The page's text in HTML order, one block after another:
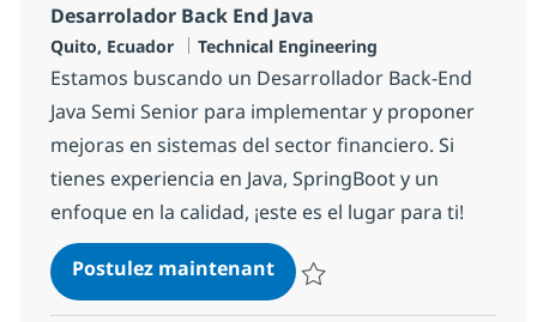
Desarrolador Back End Java
Localisation
Quito, Ecuador Catégorie
Technical Engineering
Estamos buscando un Desarrollador Back-End
Java Semi Senior para implementar y proponer
mejoras en sistemas del sector financiero. Si
tienes experiencia en Java, SpringBoot y un
enfoque en la calidad, ¡este es el lugar para ti!
Postulez maintenantDesarrolador Back End Java